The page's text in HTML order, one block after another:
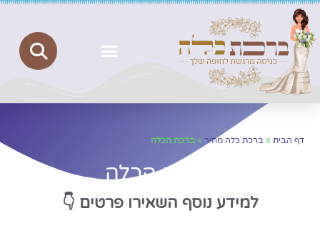
דף הבית »ברכת כלה מחיר »ברכת הכלה
ברכת הכלה
למידע נוסף השאירו פרטים 👇